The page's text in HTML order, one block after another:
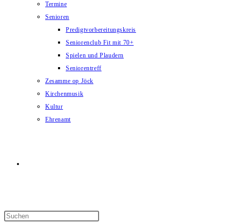
Termine
Senioren
Predigtvorbereitungskreis
Seniorenclub Fit mit 70+
Spielen und Plaudern
Seniorentreff
Zesamme op Jöck
Kirchenmusik
Kultur
Ehrenamt